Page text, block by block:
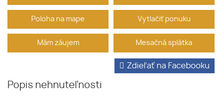
Poloha na mape Vytlačiť ponuku
Mám záujem Mesačná splátka
Popis nehnuteľnosti
Zdieľať na Facebooku